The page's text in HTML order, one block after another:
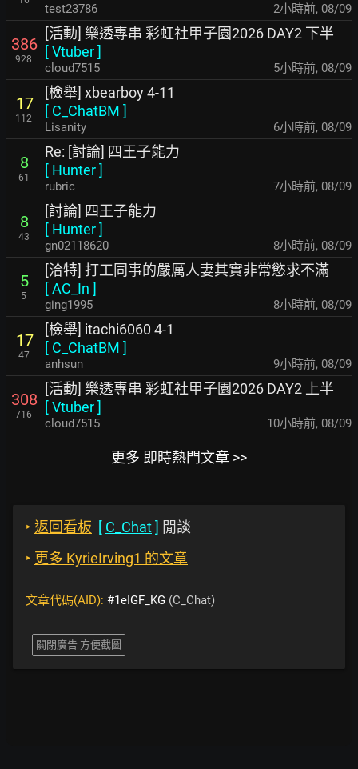
test23786 2小時前, 08/09
386
928
[活動] 樂透專串 彩虹社甲子園2026 DAY2 下半
[Vtuber]
cloud7515 5小時前, 08/09
17
112
[檢舉] xbearboy 4-11
[ C_ChatBM ]
Lisanity 6小時前, 08/09
8
61
Re: [討論] 四王子能力
[ Hunter]
rubric 7小時前, 08/09
8
43
[討論] 四王子能力
[ Hunter]
gn02118620 8小時前, 08/09
5
5
[洽特] 打工同事的嚴厲人妻其實非常慾求不滿
[AC_In ]
ging1995 8小時前, 08/09
17
47
[檢舉] itachi6060 4-1
[ C_ChatBM ]
anhsun 9小時前, 08/09
308
716
[活動] 樂透專串 彩虹社甲子園2026 DAY2 上半
[Vtuber]
cloud7515 10小時前, 08/09
更多 即時熱門文章 >>
‣ 返回看板 [ C_Chat] 閒談
‣ 更多 KyrieIrving1 的文章
文章代碼(AID): #1eIGF_KG (C_Chat)
關閉廣告 方便截圖